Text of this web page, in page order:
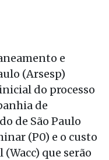
e
(Arsesp)
do processo
de
de São Paulo
(P0) e o custo
que serão